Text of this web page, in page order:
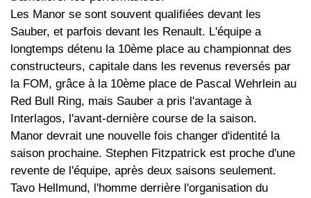
Les Manor se sont souvent qualifiées devant les
Sauber, et parfois devant les Renault. L'équipe a
longtemps détenu la 10ème place au championnat des
constructeurs, capitale dans les revenus reversés par
la FOM, grâce à la 10ème place de Pascal Wehrlein au
Red Bull Ring, mais Sauber a pris l'avantage à
Interlagos, l'avant-dernière course de la saison.
Manor devrait une nouvelle fois changer d'identité la
saison prochaine. Stephen Fitzpatrick est proche d'une
revente de l'équipe, après deux saisons seulement.
Tavo Hellmund, l'homme derrière l'organisation du